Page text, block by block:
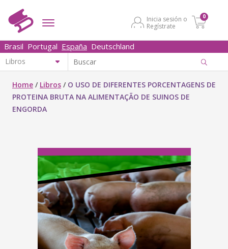
Inicia sesión o
Regístrate
0
Brasil Portugal España Deutschland
Home / Libros / O USO DE DIFERENTES PORCENTAGENS DE
PROTEINA BRUTA NA ALIMENTAÇÃO DE SUINOS DE
ENGORDA